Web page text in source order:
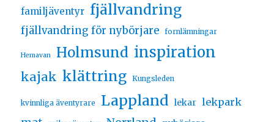
familjäventyr fjällvandring
fjällvandring för nybörjare fornlämningar
Hemavan Holmsund inspiration
kajak klättring Kungsleden
kvinnliga äventyrare Lappland lekar lekpark